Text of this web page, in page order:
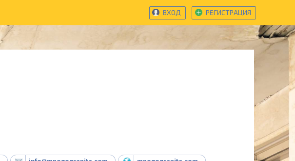
ВХОД РЕГИСТРАЦИЯ